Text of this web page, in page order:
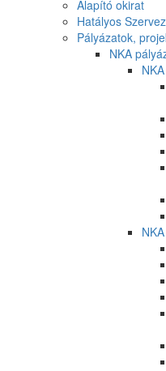
Alapító okirat
Hatályos
Pályázatok,
NKA